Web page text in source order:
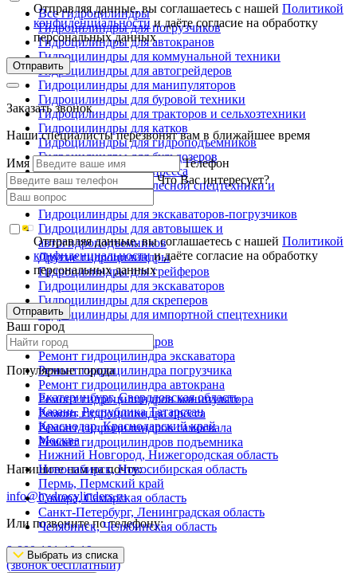
Все гидроцилиндры
Гидроцилиндры для погрузчиков
Гидроцилиндры для автокранов
Гидроцилиндры для коммунальной техники
Гидроцилиндры для автогрейдеров
Гидроцилиндры для манипуляторов
Гидроцилиндры для буровой техники
Гидроцилиндры для тракторов и сельхозтехники
Гидроцилиндры для катков
Гидроцилиндры для гидроподъемников
Гидроцилиндры для бульдозеров
Гидроцилиндры для пресса
Гидроцилиндры для лесной спецтехники и
металловозов
Гидроцилиндры для экскаваторов-погрузчиков
Гидроцилиндры для автовышек и
автогидроподъемников
Другие гидроцилиндры
Гидроцилиндры для грейферов
Гидроцилиндры для экскаваторов
Гидроцилиндры для скреперов
Гидроцилиндры для импортной спецтехники
Ремонт гидроцилиндров
Ремонт гидроцилиндра экскаватора
Ремонт гидроцилиндра погрузчика
Ремонт гидроцилиндра автокрана
Ремонт гидроцилиндров манипулятора
Ремонт гидроцилиндра пресса
Ремонт гидроцилиндров самосвала
Ремонт гидроцилиндров подъемника
Напишите нам на почту:
info@hydrocylinders.ru
Или позвоните по телефону:
8-800-101-19-19
(звонок бесплатный)
Отправляя данные, вы соглашаетесь с нашейПолитикой
конфиденциальностии даёте согласие на обработку
персональных данных
Отправить
Заказать звонок
Наши специалисты перезвонят вам в ближайшее время
Имя
Телефон
Что Вас интересует?
Отправляя данные, вы соглашаетесь с нашейПолитикой
конфиденциальностии даёте согласие на обработку
персональных данных
Отправить
Ваш город
Популярные города
Екатеринбург, Свердловская область
Казань, Республика Татарстан
Краснодар, Краснодарский край
Москва
Нижний Новгород, Нижегородская область
Новосибирск, Новосибирская область
Пермь, Пермский край
Самара, Самарская область
Санкт-Петербург, Ленинградская область
Челябинск, Челябинская область
Выбрать из списка